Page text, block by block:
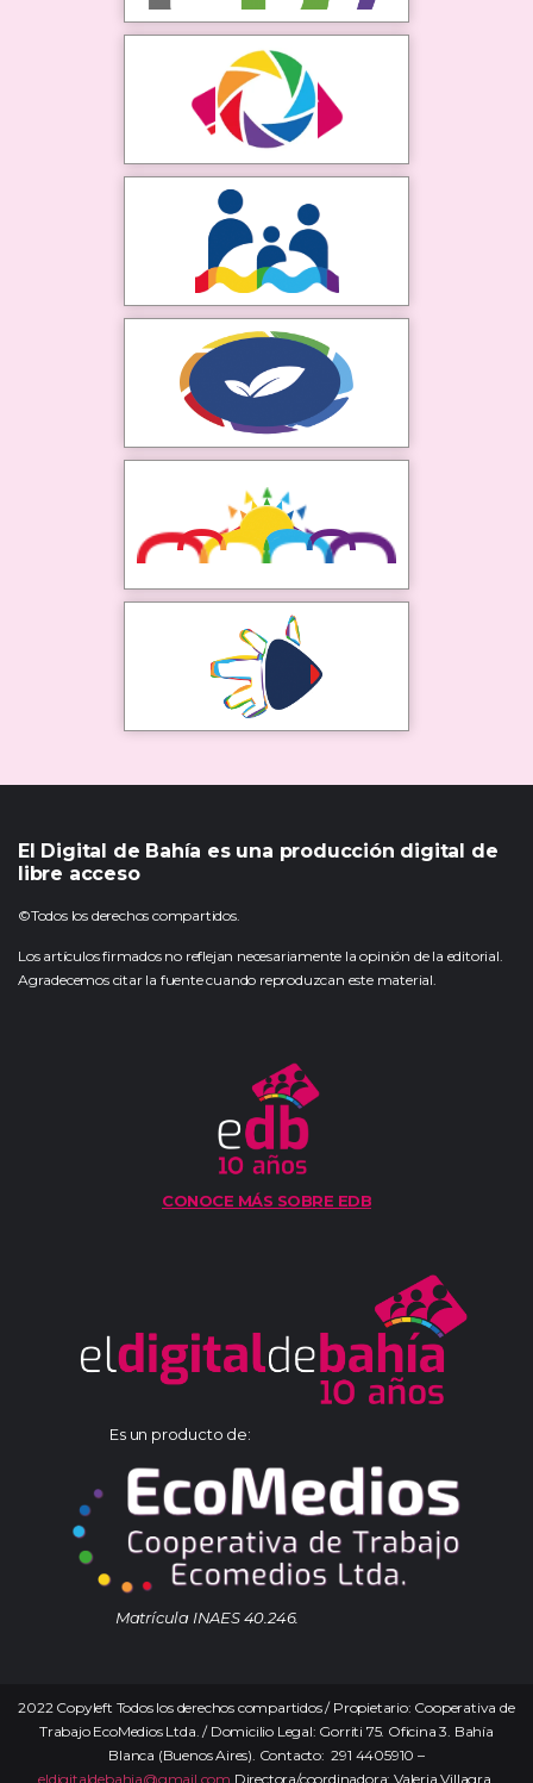
El Digital de Bahía es una producción digital de
libre acceso
©Todos los derechos compartidos.
Los artículos firmados no reflejan necesariamente la opinión de la editorial.
Agradecemos citar la fuente cuando reproduzcan este material.
CONOCE MÁS SOBRE EDB
Es un producto de:
Matrícula INAES 40.246.
2022 Copyleft Todos los derechos compartidos / Propietario: Cooperativa de
Trabajo EcoMedios Ltda. / Domicilio Legal: Gorriti 75. Oficina 3. Bahía
Blanca (Buenos Aires). Contacto: 291 4405910 –
eldigitaldebahia@gmail.com Directora/coordinadora: Valeria Villagra.